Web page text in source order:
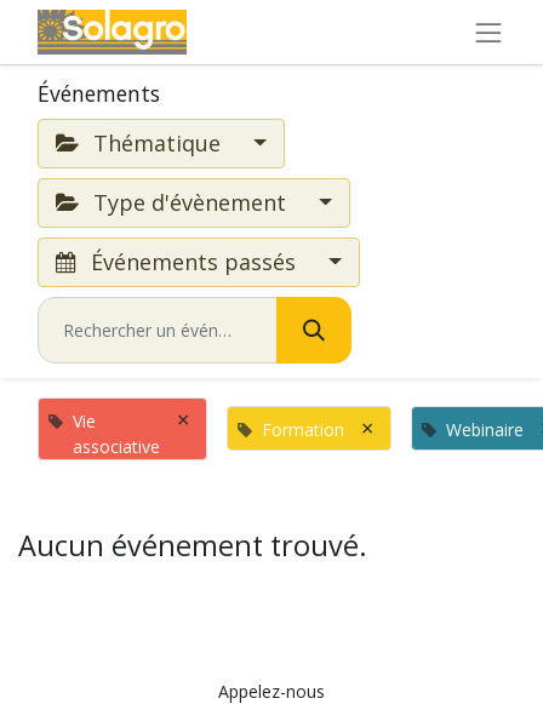
Événements
Thématique
Type d'évènement
Événements passés
Vie
associative
× Formation × Webinaire
Aucun événement trouvé.
Appelez-nous